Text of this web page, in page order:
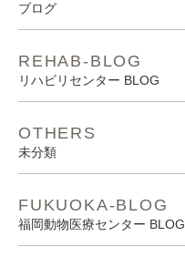
ブログ
REHAB-BLOG
リハビリセンター BLOG
OTHERS
未分類
FUKUOKA-BLOG
福岡動物医療センター BLOG